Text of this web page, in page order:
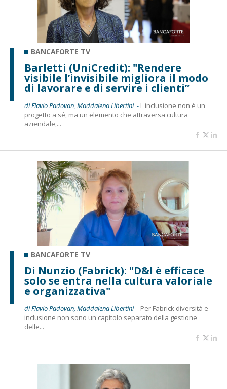
BANCAFORTE TV
Barletti (UniCredit): "Rendere
visibile l’invisibile migliora il modo
di lavorare e di servire i clienti”
di Flavio Padovan, Maddalena Libertini - L'inclusione non è un
progetto a sé, ma un elemento che attraversa cultura
aziendale,...
BANCAFORTE TV
Di Nunzio (Fabrick): "D&I è efficace
solo se entra nella cultura valoriale
e organizzativa"
di Flavio Padovan, Maddalena Libertini - Per Fabrick diversità e
inclusione non sono un capitolo separato della gestione
delle...